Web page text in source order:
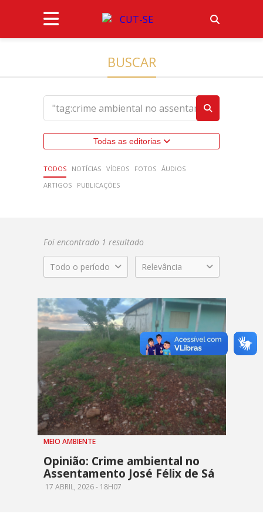
BUSCAR
Todas as editorias
TODOS NOTÍCIAS VÍDEOS FOTOS ÁUDIOS
ARTIGOS
PUBLICAÇÕES
Foi encontrado 1 resultado
Todo o período Relevância
MEIO AMBIENTE
Opinião: Crime ambiental no
Assentamento José Félix de Sá
17 ABRIL, 2026 - 18H07